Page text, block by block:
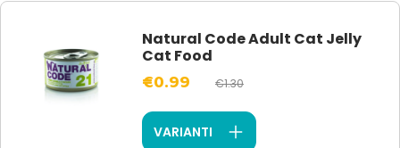
Natural Code Adult Cat Jelly
Cat Food
€0.99 €1.30
VARIANTI